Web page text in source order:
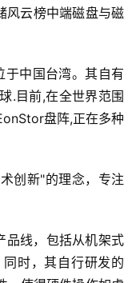
风云榜中端磁盘与磁
中国台湾。其自有
.目前,在全世界范围
盘阵,正在多种
创新"的理念，专注
线，包括从机架式
时，其自行研发的